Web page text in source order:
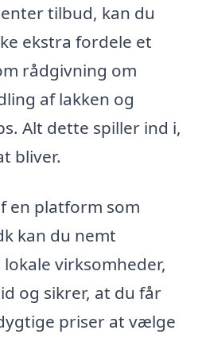
tilbud, kan du
ekstra fordele et
rådgivning om
af lakken og
Alt dette spiller ind i,
bliver.
en platform som
kan du nemt
virksomheder,
og sikrer, at du får
priser at vælge